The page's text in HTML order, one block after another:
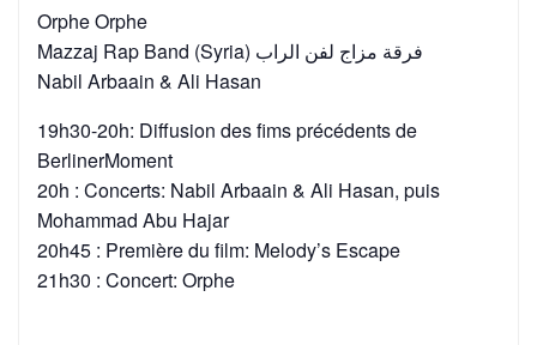
Orphe Orphe
Mazzaj Rap Band (Syria) فرقة مزاج لفن الراب
Nabil Arbaain & Ali Hasan
19h30-20h: Diffusion des fims précédents de
BerlinerMoment
20h : Concerts: Nabil Arbaain & Ali Hasan, puis
Mohammad Abu Hajar
20h45 : Première du film: Melody’s Escape
21h30 : Concert: Orphe